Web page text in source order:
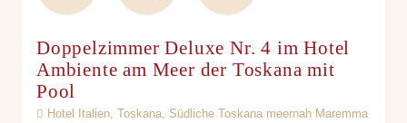
Doppelzimmer Deluxe Nr. 4 im Hotel
Ambiente am Meer der Toskana mit
Pool
Hotel Italien, Toskana, Südliche Toskana meernah Maremma